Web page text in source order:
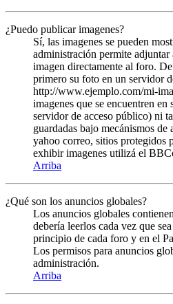
¿Puedo publicar imagenes?
Sí, las imagenes se pueden
administración permite
imagen directamente al foro.
primero su foto en un servidor
http://www.ejemplo.com/mi-
imagenes que se encuentren en
servidor de acceso público) ni
guardadas bajo mecánismos
yahoo correo, sitios protegidos
exhibir imagenes utilizá el
Arriba
¿Qué son los anuncios globales?
Los anuncios globales
debería leerlos cada vez que
principio de cada foro y en el
Los permisos para anuncios
administración.
Arriba